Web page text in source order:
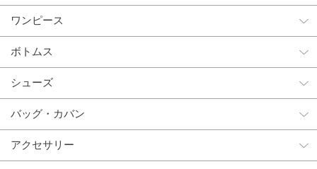
ワンピース
ボトムス
シューズ
バッグ・カバン
アクセサリー